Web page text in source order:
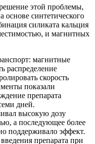
этой проблемы,
основе синтетического
силиката кальция
и магнитных
магнитные
распределение
скорость
показали
препарата
дней.
высокую дозу
а последующее более
поддерживало эффект.
препарата при